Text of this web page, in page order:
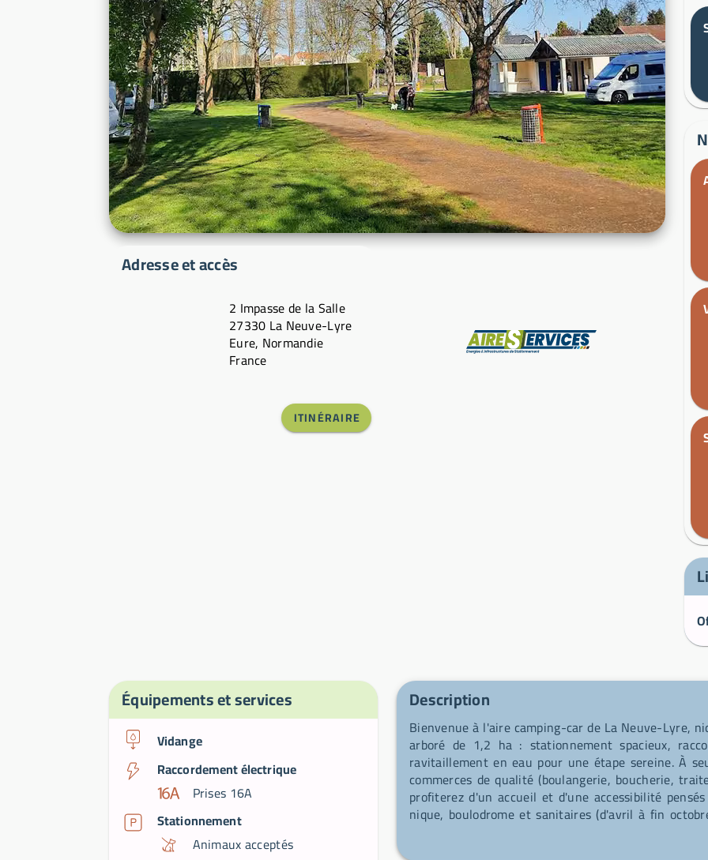
Adresse et accès
2 Impasse de la Salle
27330 La Neuve-Lyre
Eure, Normandie
France
ITINÉRAIRE
Fabricant
Équipements et services
Vidange
Raccordement électrique
Prises 16A
Stationnement
Animaux acceptés
Description
Bienvenue à l'aire camping-car de La Neuve-Lyre,
arboré de 1,2 ha : stationnement spacieux,
ravitaillement en eau pour une étape sereine. À
commerces de qualité (boulangerie, boucherie,
profiterez d'un accueil et d'une accessibilité
nique, boulodrome et sanitaires (d'avril à fin
services. Lieu idéal pour se ressourcer au cœur
de Conches, Breteuil et Beaumont-le-Roger, à